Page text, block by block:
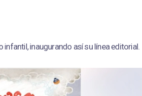
infantil, inaugurando así su línea editorial.